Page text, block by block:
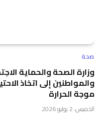
صحة
وزارة الصحة والحماية
والمواطنين إلى اتخاذ
موجة الحرارة
الخميس، 2 يوليو 2026